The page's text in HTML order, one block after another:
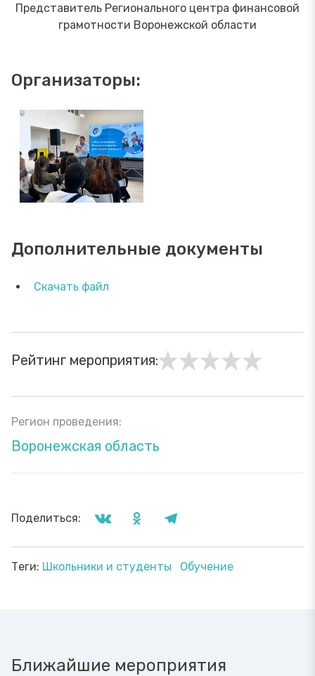
Представитель Регионального центра финансовой
грамотности Воронежской области
Организаторы:
Дополнительные документы
Скачать файл
Рейтинг мероприятия:
Регион проведения:
Воронежская область
Поделиться:
Теги: Школьники и студенты Обучение
Ближайшие мероприятия